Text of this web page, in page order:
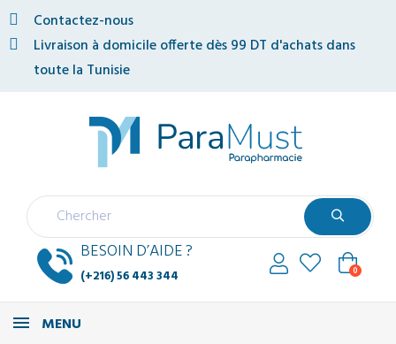
Contactez-nous
Livraison à domicile offerte dès 99 DT d'achats dans
toute la Tunisie
BESOIN D’AIDE ?
(+216) 56 443 344 0
MENU